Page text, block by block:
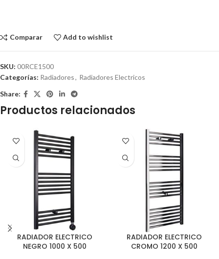
Comparar Add to wishlist
SKU: 00RCE1500
Categorías: Radiadores, Radiadores Electricos
Share:
Productos relacionados
RADIADOR ELECTRICO
NEGRO 1000 X 500
RADIADOR ELECTRICO
CROMO 1200 X 500